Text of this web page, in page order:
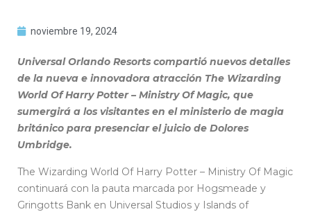
noviembre 19, 2024
Universal Orlando Resorts compartió nuevos detalles
de la nueva e innovadora atracción The Wizarding
World Of Harry Potter – Ministry Of Magic, que
sumergirá a los visitantes en el ministerio de magia
británico para presenciar el juicio de Dolores
Umbridge.
The Wizarding World Of Harry Potter – Ministry Of Magic
continuará con la pauta marcada por Hogsmeade y
Gringotts Bank en Universal Studios y Islands of